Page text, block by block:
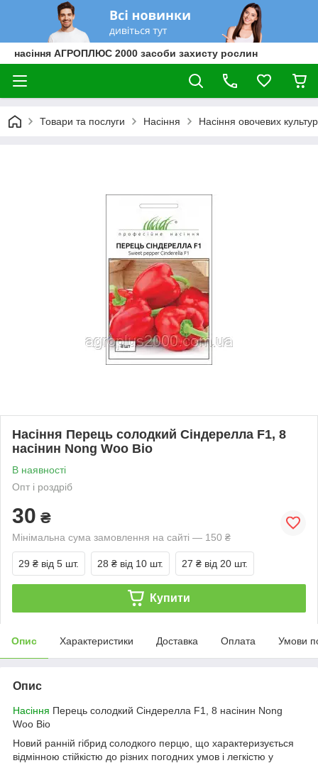
насіння АГРОПЛЮС 2000 засоби захисту рослин
Товари та послуги Насіння Насіння овочевих культур
Насіння Перець солодкий Сіндерелла F1, 8
насінин Nong Woo Bio
В наявності
Опт і роздріб
30 ₴
Мінімальна сума замовлення на сайті — 150 ₴
29 ₴ від 5 шт. 28 ₴ від 10 шт. 27 ₴ від 20 шт.
Купити
Опис Характеристики Доставка Оплата Умови
Опис
Насіння Перець солодкий Сіндерелла F1, 8 насінин Nong
Woo Bio
Новий ранній гібрид солодкого перцю, що характеризується
відмінною стійкістю до різних погодних умов і легкістю у